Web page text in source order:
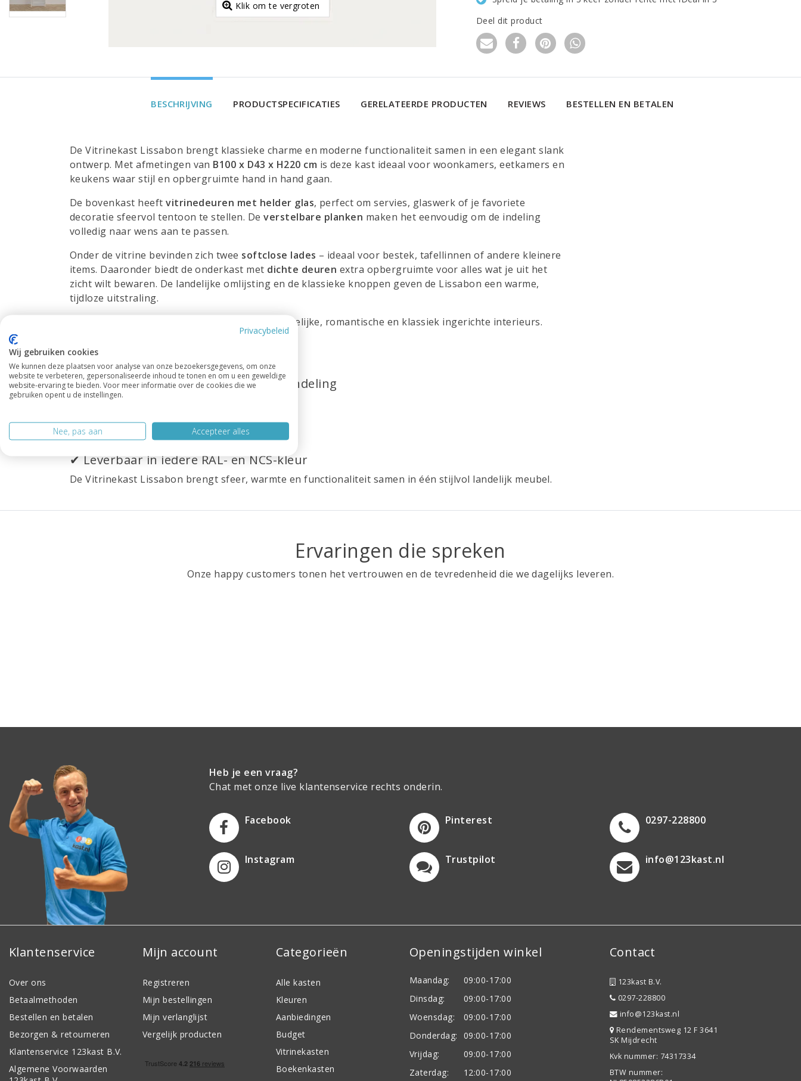
Klik om te vergroten
Deel dit product
BESCHRIJVING PRODUCTSPECIFICATIES GERELATEERDE PRODUCTEN REVIEWS BESTELLEN EN BETALEN
De Vitrinekast Lissabon brengt klassieke charme en moderne functionaliteit samen in een elegant slank
ontwerp. Met afmetingen van B100 x D43 x H220 cm is deze kast ideaal voor woonkamers, eetkamers en
keukens waar stijl en opbergruimte hand in hand gaan.
De bovenkast heeftvitrinedeuren met helder glas, perfect om servies, glaswerk of je favoriete
decoratie sfeervol tentoon te stellen. Deverstelbare planken maken het eenvoudig om de indeling
volledig naar wens aan te passen.
Onder de vitrine bevinden zich twee softclose lades – ideaal voor bestek, tafellinnen of andere kleinere
items. Daaronder biedt de onderkast met dichte deuren extra opbergruimte voor alles wat je uit het
zicht wilt bewaren. De landelijke omlijsting en de klassieke knoppen geven de Lissabon een warme,
tijdloze uitstraling.
Deze kast is een prachtige toevoeging aan landelijke, romantische en klassiek ingerichte interieurs.
✔ Afmetingen: 100x43x220H cm
✔ Vitrinedeuren met helder glas
✔ Verstelbare planken voor flexibele indeling
✔ Softclose lades
✔ Onderkast met dichte deuren
✔ Landelijke, elegante afwerking
✔ Leverbaar in iedere RAL- en NCS-kleur
De Vitrinekast Lissabon brengt sfeer, warmte en functionaliteit samen in één stijlvol landelijk meubel.
Ervaringen die spreken
Onze happy customers tonen het vertrouwen en de tevredenheid die we dagelijks leveren.
Heb je een vraag?
Chat met onze live klantenservice rechts onderin.
Facebook Pinterest 0297-228800
Instagram Trustpilot info@123kast.nl
Klantenservice
Over ons
Betaalmethoden
Bestellen en betalen
Bezorgen & retourneren
Klantenservice 123kast B.V.
Algemene Voorwaarden
Mijn account
Registreren
Mijn bestellingen
Mijn verlanglijst
Vergelijk producten
Categorieën
Alle kasten
Kleuren
Aanbiedingen
Budget
Vitrinekasten
Boekenkasten
Openingstijden winkel
Maandag:
09:00-17:00
Dinsdag:
09:00-17:00
Woensdag:
09:00-17:00
Donderdag:
09:00-17:00
Vrijdag:
09:00-17:00
Zaterdag:
12:00-17:00
Contact
123kast B.V.
0297-228800
info@123kast.nl
Rendementsweg 12 F 3641
SK Mijdrecht
Kvk nummer: 74317334
BTW nummer:
Privacybeleid
Wij gebruiken cookies
We kunnen deze plaatsen voor analyse van onze bezoekersgegevens, om onze
website te verbeteren, gepersonaliseerde inhoud te tonen en om u een geweldige
website-ervaring te bieden. Voor meer informatie over de cookies die we
gebruiken opent u de instellingen.
Nee, pas aan Accepteer alles